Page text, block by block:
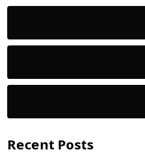
Recent Posts